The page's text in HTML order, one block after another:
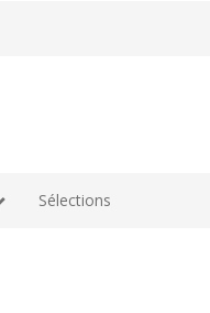
Sélections